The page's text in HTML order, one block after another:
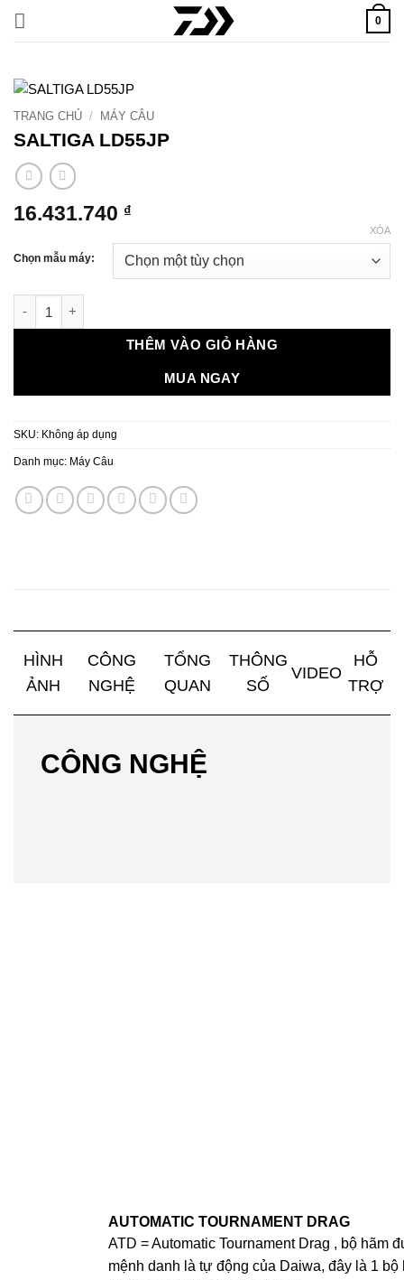
qua
0
TRANG CHỦ / MÁY CÂU
SALTIGA LD55JP
16.431.740 ₫
Chọn mẫu máy:
XÓA
THÊM VÀO GIỎ HÀNG
MUA NGAY
SKU: Không áp dụng
Danh mục: Máy Câu
HÌNH
ẢNH
CÔNG
NGHỆ
TỔNG
QUAN
THÔNG
SỐ
VIDEO
HỖ
TRỢ
CÔNG NGHỆ
AUTOMATIC TOURNAMENT DRAG
ATD = Automatic Tournament Drag , bộ hãm
mệnh danh là tự động của Daiwa, đây là 1 bộ